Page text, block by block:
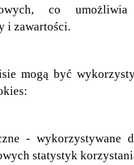
co
i zawartości.
mogą być
- wykorzystywane
statystyk